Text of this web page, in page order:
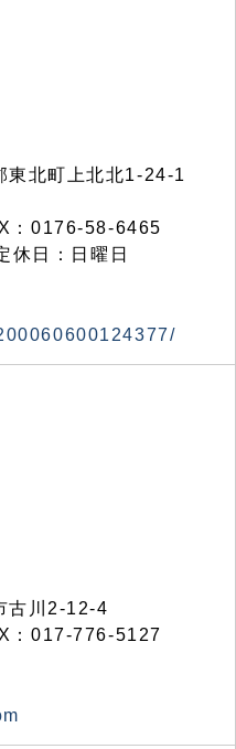
北町上北北1-24-1
：0176-58-6465
休日：日曜日
古川2-12-4
：017-776-5127